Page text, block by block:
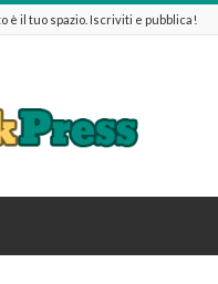
è il tuo spazio. Iscriviti e pubblica!